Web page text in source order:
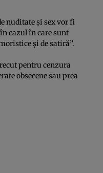
nuditate şi sex vor fi
cazul în care sunt
şi de satiră”.
pentru cenzura
obsecene sau prea